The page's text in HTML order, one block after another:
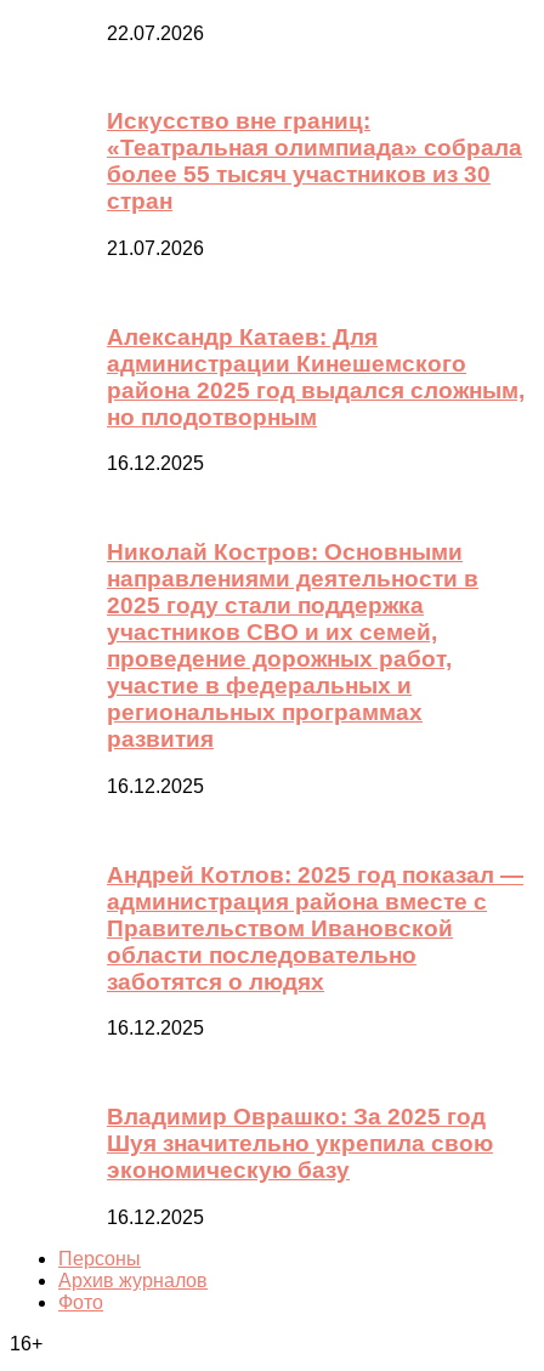
22.07.2026
Искусство вне границ:
«Театральная олимпиада» собрала
более 55 тысяч участников из 30
стран
21.07.2026
Александр Катаев: Для
администрации Кинешемского
района 2025 год выдался сложным,
но плодотворным
16.12.2025
Николай Костров: Основными
направлениями деятельности в
2025 году стали поддержка
участников СВО и их семей,
проведение дорожных работ,
участие в федеральных и
региональных программах
развития
16.12.2025
Андрей Котлов: 2025 год показал —
администрация района вместе с
Правительством Ивановской
области последовательно
заботятся о людях
16.12.2025
Владимир Оврашко: За 2025 год
Шуя значительно укрепила свою
экономическую базу
16.12.2025
Персоны
Архив журналов
Фото
16+